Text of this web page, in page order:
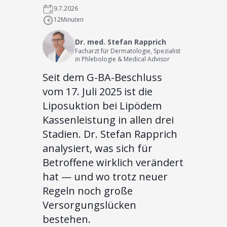
9.7.2026
12Minuten
Dr. med. Stefan Rapprich
Facharzt für Dermatologie, Spezialist
in Phlebologie & Medical Advisor
Seit dem G-BA-Beschluss
vom 17. Juli 2025 ist die
Liposuktion bei Lipödem
Kassenleistung in allen drei
Stadien. Dr. Stefan Rapprich
analysiert, was sich für
Betroffene wirklich verändert
hat — und wo trotz neuer
Regeln noch große
Versorgungslücken
bestehen.